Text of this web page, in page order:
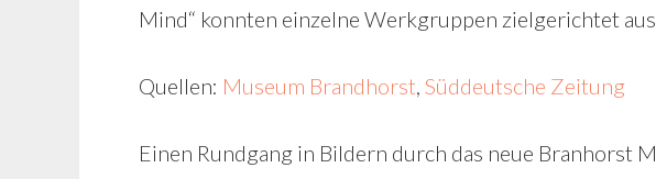
Mind“ konnten einzelne Werkgruppen zielgerichtet
Quellen: Museum Brandhorst, Süddeutsche Zeitung
Einen Rundgang in Bildern durch das neue Branhorst